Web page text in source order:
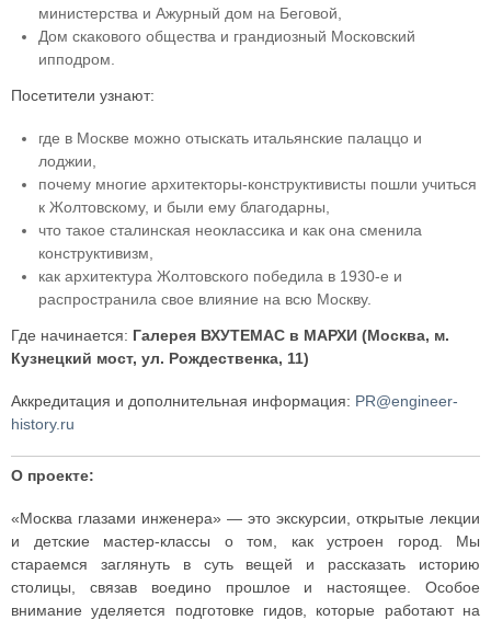
министерства и Ажурный дом на Беговой,
Дом скакового общества и грандиозный Московский
ипподром.
Посетители узнают:
где в Москве можно отыскать итальянские палаццо и
лоджии,
почему многие архитекторы-конструктивисты пошли учиться
к Жолтовскому, и были ему благодарны,
что такое сталинская неоклассика и как она сменила
конструктивизм,
как архитектура Жолтовского победила в 1930-е и
распространила свое влияние на всю Москву.
Где начинается: Галерея ВХУТЕМАС в МАРХИ (Москва, м.
Кузнецкий мост, ул. Рождественка, 11)
Аккредитация и дополнительная информация: PR@engineer-
history.ru
О проекте:
«Москва глазами инженера» — это экскурсии, открытые лекции
и детские мастер-классы о том, как устроен город. Мы
стараемся заглянуть в суть вещей и рассказать историю
столицы, связав воедино прошлое и настоящее. Особое
внимание уделяется подготовке гидов, которые работают на